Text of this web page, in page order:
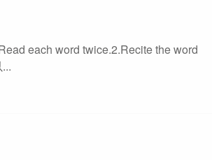
each word twice.2.Recite the word